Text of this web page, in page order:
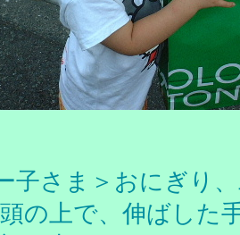
子さま＞おにぎり
の上で、伸ばした